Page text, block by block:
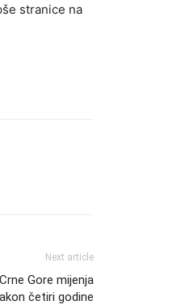
stranice na
Next article
Gore mijenja
četiri godine